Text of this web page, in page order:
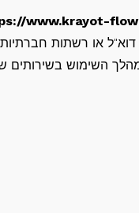
www.krayot-
או רשתות חברתיות.
השימוש בשירותים